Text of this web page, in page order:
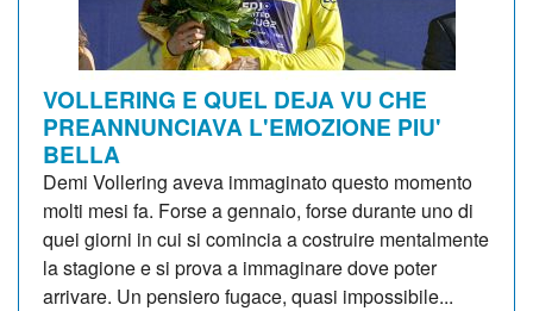
VOLLERING E QUEL DEJA VU CHE
PREANNUNCIAVA L'EMOZIONE PIU'
BELLA
Demi Vollering aveva immaginato questo momento
molti mesi fa. Forse a gennaio, forse durante uno di
quei giorni in cui si comincia a costruire mentalmente
la stagione e si prova a immaginare dove poter
arrivare. Un pensiero fugace, quasi impossibile...